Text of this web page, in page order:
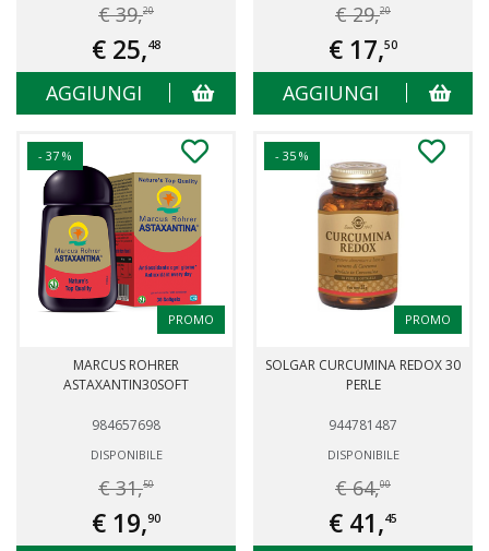
€ 39,20
€ 25,48
AGGIUNGI
€ 29,20
€ 17,50
AGGIUNGI
- 37 %
PROMO
MARCUS ROHRER
ASTAXANTIN30SOFT
984657698
DISPONIBILE
€ 31,50
€ 19,90
- 35 %
PROMO
SOLGAR CURCUMINA REDOX 30
PERLE
944781487
DISPONIBILE
€ 64,00
€ 41,45